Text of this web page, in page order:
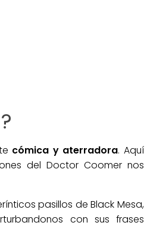
cómica y aterradora. Aquí
del Doctor Coomer nos
pasillos de Black Mesa,
con sus frases